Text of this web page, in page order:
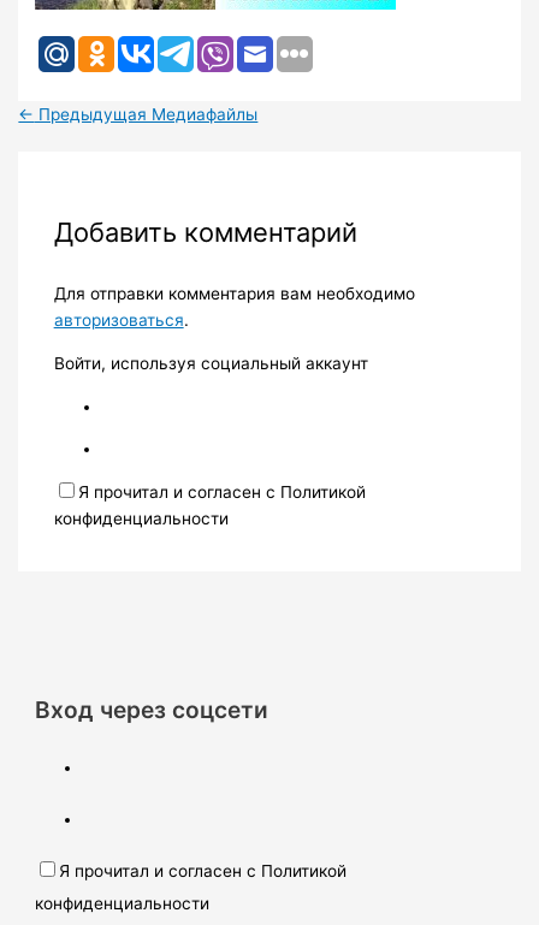
← Предыдущая Медиафайлы
Добавить комментарий
Для отправки комментария вам необходимо
авторизоваться.
Войти, используя социальный аккаунт
Я прочитал и согласен с Политикой
конфиденциальности
Вход через соцсети
Я прочитал и согласен с Политикой
конфиденциальности